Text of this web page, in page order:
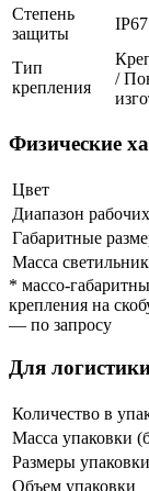
Степень
защиты
IP67
Тип
крепления
/
Физические
Цвет
Диапазон
Габаритные
Масса
* массо-
крепления на
— по запросу
Для
Количество в
Масса упаковки
Размеры
Объем упаковки